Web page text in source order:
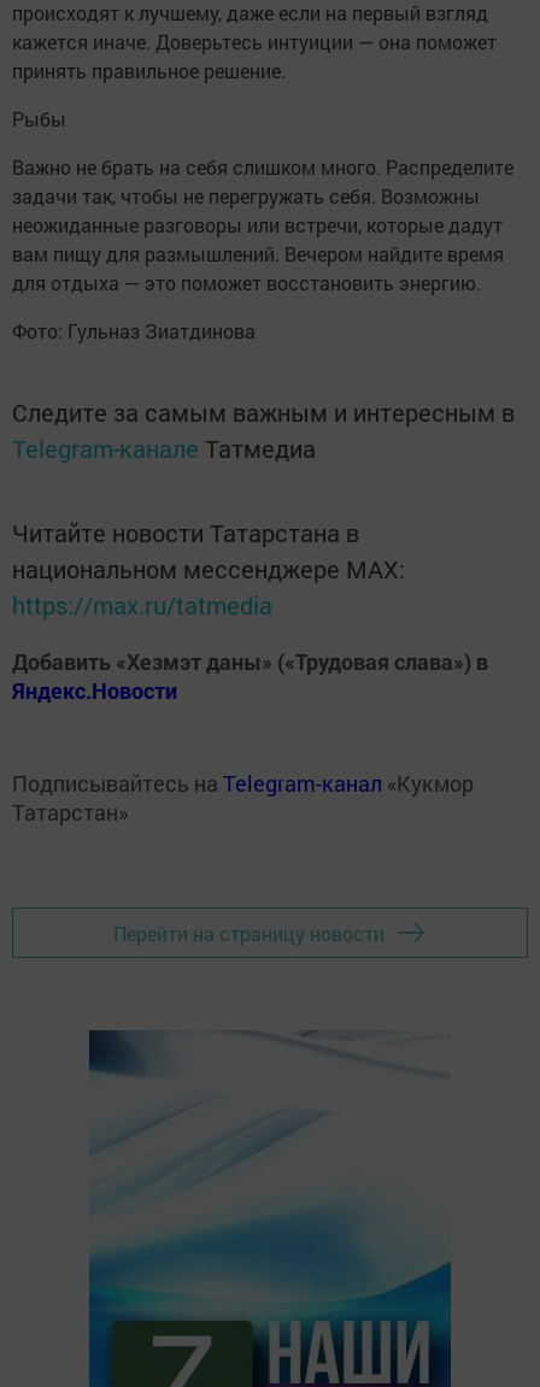
происходят к лучшему, даже если на первый взгляд
кажется иначе. Доверьтесь интуиции — она поможет
принять правильное решение.
Рыбы
Важно не брать на себя слишком много. Распределите
задачи так, чтобы не перегружать себя. Возможны
неожиданные разговоры или встречи, которые дадут
вам пищу для размышлений. Вечером найдите время
для отдыха — это поможет восстановить энергию.
Фото: Гульназ Зиатдинова
Следите за самым важным и интересным в
Telegram-канале Татмедиа
Читайте новости Татарстана в
национальном мессенджере MАХ:
https://max.ru/tatmedia
Добавить «Хезмэт даны» («Трудовая слава») в
Яндекс.Новости
Подписывайтесь на Telegram-канал «Кукмор
Татарстан»
Перейти на страницу новости